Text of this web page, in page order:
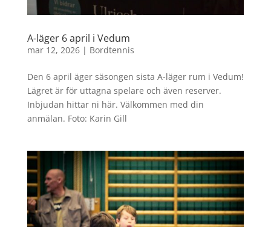
A-läger 6 april i Vedum
mar 12, 2026| Bordtennis
Den 6 april äger säsongen sista A-läger rum i Vedum!
Lägret är för uttagna spelare och även reserver.
Inbjudan hittar ni här. Välkommen med din
anmälan. Foto: Karin Gill